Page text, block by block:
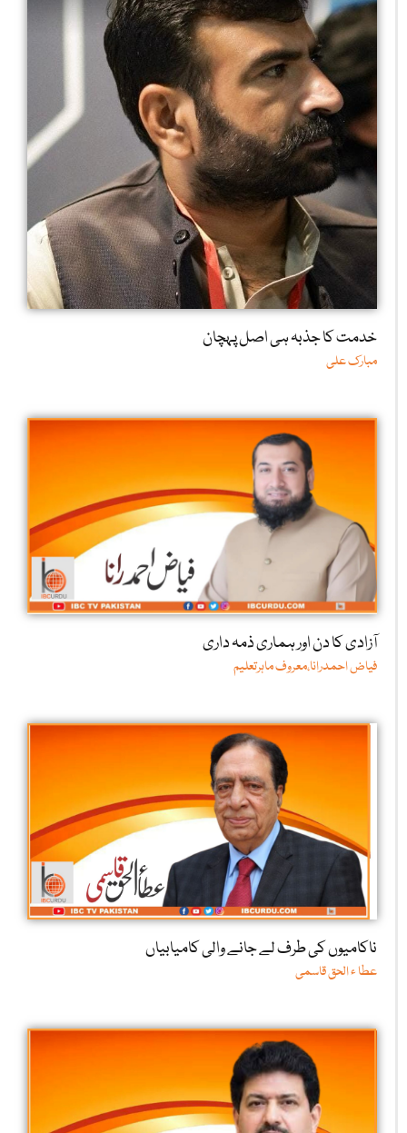
خدمت کا جذبہ ہی اصل پہچان
مبارک علی
آزادی کا دن اور ہماری ذمہ داری
فیاض احمدرانا،معروف ماہرتعلیم
ناکامیوں کی طرف لے جانے والی کامیابیاں
عطا ء الحق قاسمی